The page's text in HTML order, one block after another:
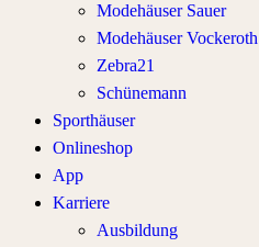
Modehäuser Sauer
Modehäuser Vockeroth
Zebra21
Schünemann
Sporthäuser
Onlineshop
App
Karriere
Ausbildung